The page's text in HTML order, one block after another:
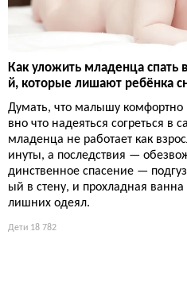
Как уложить младенца
й, которые лишают ребёнка
Думать, что малышу
вно что надеяться согреться в
младенца не работает как
инуты, а последствия —
динственное спасение —
ый в стену, и прохладная
лишних одеял.
Дети 18 782